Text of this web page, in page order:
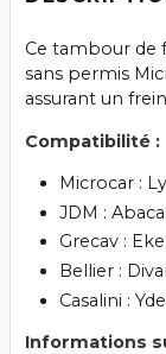
Ce tambour de
sans permis
assurant un
Compatibilité :
Microcar :
JDM :
Grecav :
Bellier :
Casalini :
Informations